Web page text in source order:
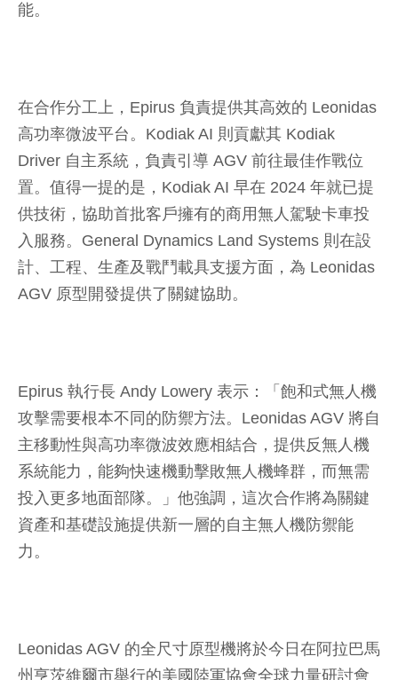
能。
在合作分工上，Epirus 負責提供其高效的 Leonidas
高功率微波平台。Kodiak AI 則貢獻其 Kodiak
Driver 自主系統，負責引導 AGV 前往最佳作戰位
置。值得一提的是，Kodiak AI 早在 2024 年就已提
供技術，協助首批客戶擁有的商用無人駕駛卡車投
入服務。General Dynamics Land Systems 則在設
計、工程、生產及戰鬥載具支援方面，為 Leonidas
AGV 原型開發提供了關鍵協助。
Epirus 執行長 Andy Lowery 表示：「飽和式無人機
攻擊需要根本不同的防禦方法。Leonidas AGV 將自
主移動性與高功率微波效應相結合，提供反無人機
系統能力，能夠快速機動擊敗無人機蜂群，而無需
投入更多地面部隊。」他強調，這次合作將為關鍵
資產和基礎設施提供新一層的自主無人機防禦能
力。
Leonidas AGV 的全尺寸原型機將於今日在阿拉巴馬
州亨茨維爾市舉行的美國陸軍協會全球力量研討會